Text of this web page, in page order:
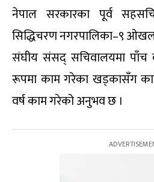
नेपाल सरकारका पूर्व
सिद्धिचरण नगरपालिका–९
संघीय संसद् सचिवालयमा पाँच
रूपमा काम गरेका खड्कासँग
वर्ष काम गरेको अनुभव छ ।